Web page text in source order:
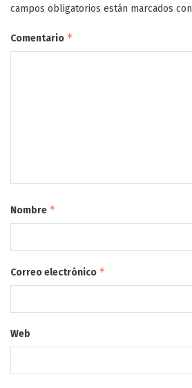
campos obligatorios están marcados con
Comentario *
Nombre *
Correo electrónico *
Web